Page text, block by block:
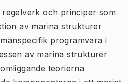
regelverk och principer som
av marina strukturer
programvara i
av marina strukturer
teorierna